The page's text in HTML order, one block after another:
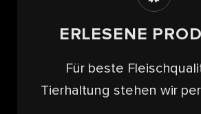
ERLESENE
Für beste
Tierhaltung stehen wir